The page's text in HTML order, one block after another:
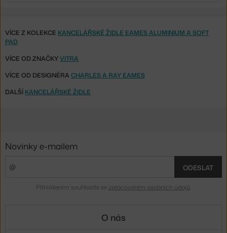
VÍCE Z KOLEKCE KANCELÁŘSKÉ ŽIDLE EAMES ALUMINIUM A SOFT
PAD
VÍCE OD ZNAČKYVITRA
VÍCE OD DESIGNÉRA CHARLES A RAY EAMES
DALŠÍ KANCELÁŘSKÉ ŽIDLE
Novinky e-mailem
ODESLAT
Přihlášením souhlasíte se zpracováním osobních údajů
O nás